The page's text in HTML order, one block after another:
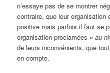
n’essaye pas de se montrer
contraire, que leur
positive mais parfois il faut se
organisation proclamées «au
de leurs inconvénients, que
en compte.